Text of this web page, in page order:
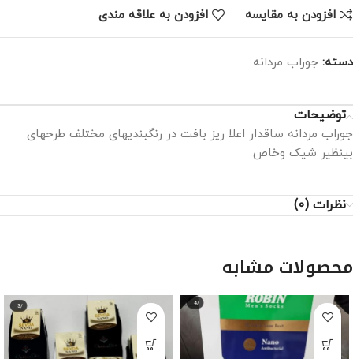
افزودن به مقایسه افزودن به علاقه مندی
دسته: جوراب مردانه
توضیحات
جوراب مردانه ساقدار اعلا ریز بافت در رنگبندیهای مختلف طرحهای
بینظیر شیک وخاص
نظرات (0)
محصولات مشابه